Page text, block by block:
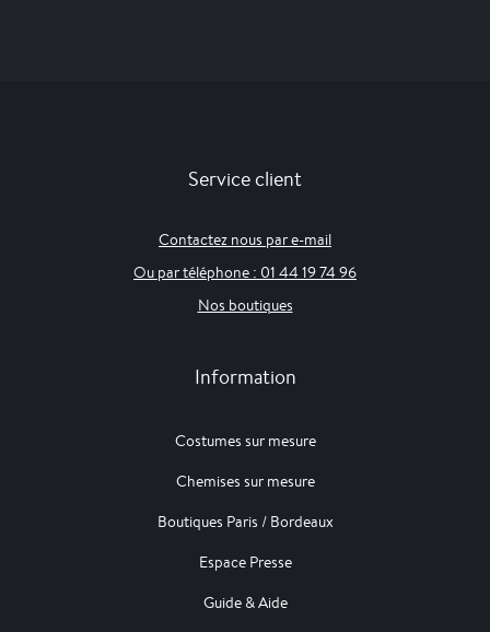
Service client
Contactez nous par e-mail
Ou par téléphone : 01 44 19 74 96
Nos boutiques
Information
Costumes sur mesure
Chemises sur mesure
Boutiques Paris / Bordeaux
Espace Presse
Guide & Aide